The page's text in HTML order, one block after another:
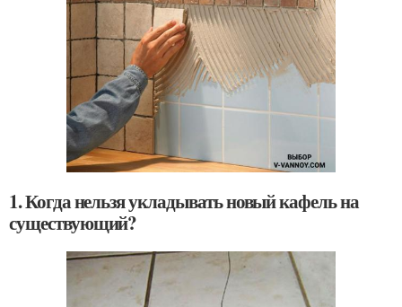
1. Когда нельзя укладывать новый кафель на
существующий?